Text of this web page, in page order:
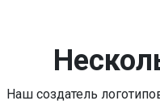
Наш создатель